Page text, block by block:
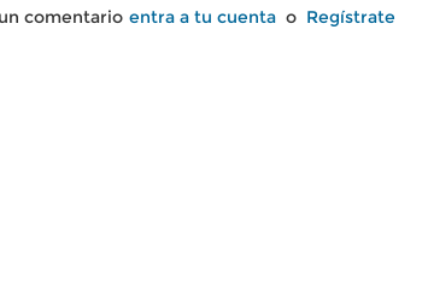
comentario entra a tu cuenta o Regístrate